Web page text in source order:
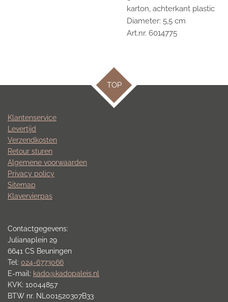
karton, achterkant plastic
Diameter: 5,5 cm
Art.nr. 6014775
TOP
Klantenservice
Levertijd
Verzendkosten
Retour sturen
Algemene voorwaarden
Privacy policy
Sitemap
Klavervierpas
Contactgegevens:
Julianaplein 29
6641 CS Beuningen
Tel: 024-6773066
E-mail: kado@kadopaleis.nl
KVK: 10044857
BTW nr. NL001520307B33